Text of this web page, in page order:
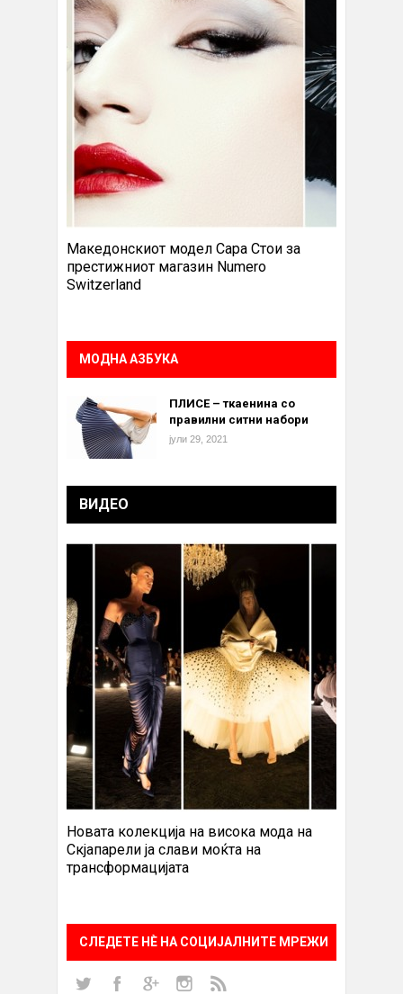
Македонскиот модел Сара Стои за
престижниот магазин Numero
Switzerland
МОДНА АЗБУКА
ПЛИСЕ – ткаенина со
правилни ситни набори
јули 29, 2021
ВИДЕО
Новата колекција на висока мода на
Скјапарели ја слави моќта на
трансформацијата
СЛЕДЕТЕ НÈ НА СОЦИЈАЛНИТЕ МРЕЖИ